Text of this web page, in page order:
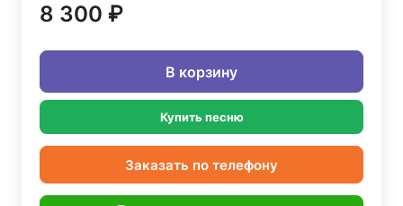
8 300 ₽
В корзину
Купить песню
Заказать по телефону